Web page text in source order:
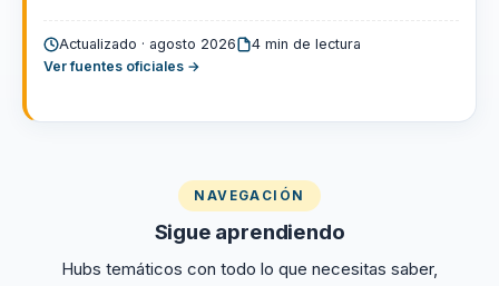
Actualizado · agosto 2026
4 min de lectura
Ver fuentes oficiales →
NAVEGACIÓN
Sigue aprendiendo
Hubs temáticos con todo lo que necesitas saber,